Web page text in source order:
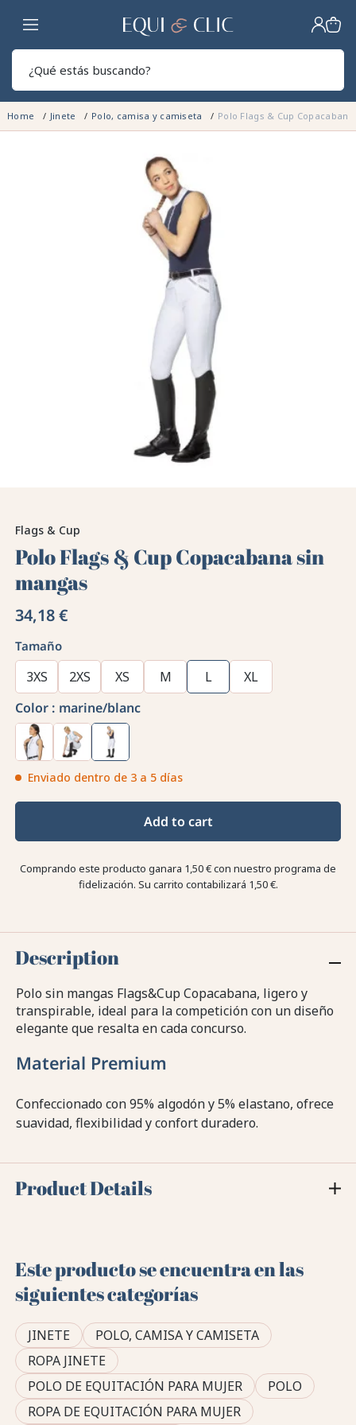
Hogar
Home Jinete Polo, camisa y camiseta Polo Flags & Cup
Flags & Cup
Polo Flags & Cup Copacabana sin
mangas
34,18 €
Tamaño
3XS 2XS XS M L
XL
Color : marine/blanc
Enviado dentro de 3 a 5 días
Add to cart
Comprando este producto ganara 1,50 €con nuestro programa de
fidelización. Su carrito contabilizará 1,50 €.
Description
Polo sin mangas Flags&Cup Copacabana, ligero y
transpirable, ideal para la competición con un diseño
elegante que resalta en cada concurso.
Material Premium
Confeccionado con 95% algodón y 5% elastano, ofrece
suavidad, flexibilidad y confort duradero.
Product Details
Este producto se encuentra en las
siguientes categorías
JINETE
POLO, CAMISA Y CAMISETA
ROPA JINETE
POLO DE EQUITACIÓN PARA MUJER
POLO
ROPA DE EQUITACIÓN PARA MUJER